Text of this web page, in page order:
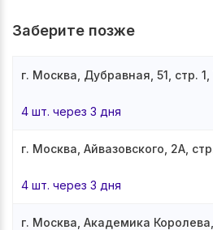
Заберите позже
г. Москва, Дубравная, 51, стр.
4 шт. через 3 дня
г. Москва, Айвазовского, 2А,
4 шт. через 3 дня
г. Москва, Академика